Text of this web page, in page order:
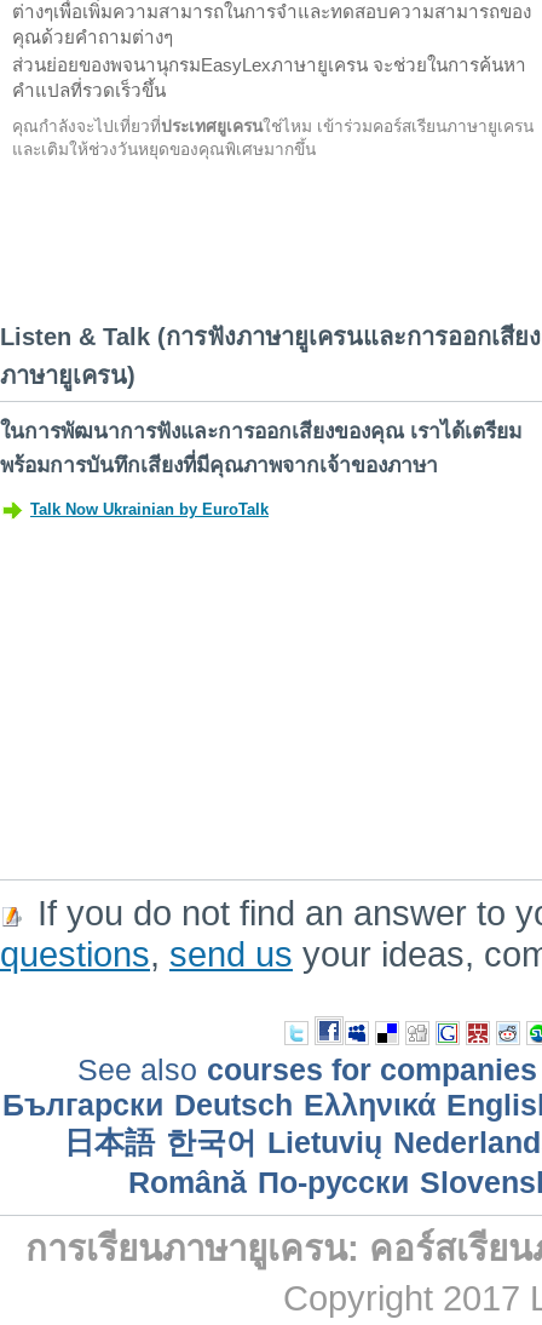
ต่างๆเพื่อเพิ่มความสามารถในการจำและทดสอบความสามารถของ
คุณด้วยคำถามต่างๆ
ส่วนย่อยของพจนานุกรมEasyLexภาษายูเครน จะช่วยในการค้นหา
คำแปลที่รวดเร็วขึ้น
คุณกำลังจะไปเที่ยวที่ประเทศยูเครนใช่ไหม เข้าร่วมคอร์สเรียนภาษายูเครน
และเติมให้ช่วงวันหยุดของคุณพิเศษมากขึ้น
Listen & Talk (การฟังภาษายูเครนและการออกเสียง
ภาษายูเครน)
ในการพัฒนาการฟังและการออกเสียงของคุณ เราได้เตรียม
พร้อมการบันทึกเสียงที่มีคุณภาพจากเจ้าของภาษา
If you do not find an answer to
questions, send us your ideas,
See also courses for companies
Български Deutsch Ελληνικά
日本語 한국어 Lietuvių
Română По-русски
การเรียนภาษายูเครน: คอร์สเรีย
Copyright 2017